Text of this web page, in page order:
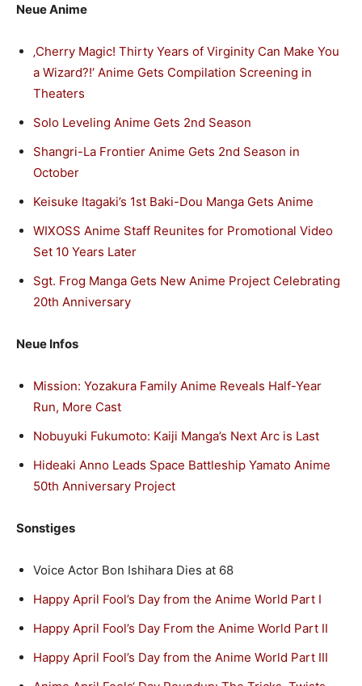
Neue Anime
‚Cherry Magic! Thirty Years of Virginity Can Make You
a Wizard?!‘ Anime Gets Compilation Screening in
Theaters
Solo Leveling Anime Gets 2nd Season
Shangri-La Frontier Anime Gets 2nd Season in
October
Keisuke Itagaki’s 1st Baki-Dou Manga Gets Anime
WIXOSS Anime Staff Reunites for Promotional Video
Set 10 Years Later
Sgt. Frog Manga Gets New Anime Project Celebrating
20th Anniversary
Neue Infos
Mission: Yozakura Family Anime Reveals Half-Year
Run, More Cast
Nobuyuki Fukumoto: Kaiji Manga’s Next Arc is Last
Hideaki Anno Leads Space Battleship Yamato Anime
50th Anniversary Project
Sonstiges
Voice Actor Bon Ishihara Dies at 68
Happy April Fool’s Day from the Anime World Part I
Happy April Fool’s Day From the Anime World Part II
Happy April Fool’s Day from the Anime World Part III